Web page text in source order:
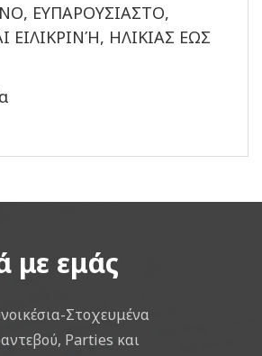
ΕΥΠΑΡΟΥΣΙΑΣΤΟ,
ΕΙΛΙΚΡΙΝΉ, ΗΛΙΚΙΑΣ ΕΩΣ
με εμάς
Στοχευμένα
Parties και